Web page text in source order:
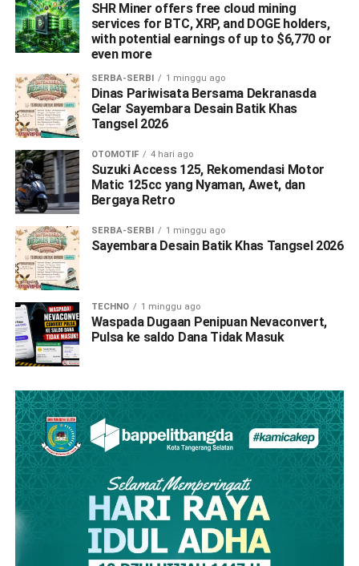
SHR Miner offers free cloud mining
services for BTC, XRP, and DOGE holders,
with potential earnings of up to $6,770 or
even more
SERBA-SERBI 1 minggu ago
Dinas Pariwisata Bersama Dekranasda
Gelar Sayembara Desain Batik Khas
Tangsel 2026
OTOMOTIF 4 hari ago
Suzuki Access 125, Rekomendasi Motor
Matic 125cc yang Nyaman, Awet, dan
Bergaya Retro
SERBA-SERBI 1 minggu ago
Sayembara Desain Batik Khas Tangsel 2026
TECHNO 1 minggu ago
Waspada Dugaan Penipuan Nevaconvert,
Pulsa ke saldo Dana Tidak Masuk